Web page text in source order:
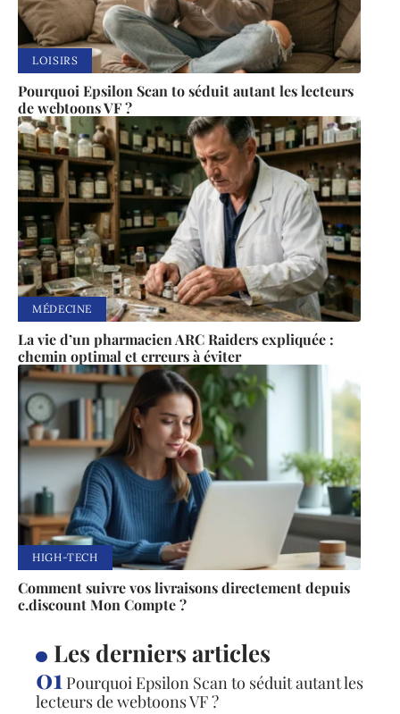
LOISIRS
Pourquoi Epsilon Scan to séduit autant les lecteurs
de webtoons VF ?
MÉDECINE
La vie d’un pharmacien ARC Raiders expliquée :
chemin optimal et erreurs à éviter
HIGH-TECH
Comment suivre vos livraisons directement depuis
c.discount Mon Compte ?
Les derniers articles
Pourquoi Epsilon Scan to séduit autant les
lecteurs de webtoons VF ?